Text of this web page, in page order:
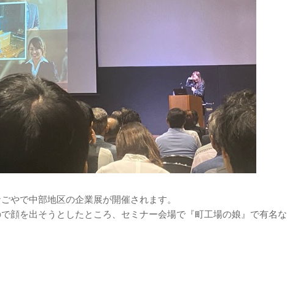
やで中部地区の企業展が開催されます。
顔を出そうとしたところ、セミナー会場で『町工場の娘』で有名な